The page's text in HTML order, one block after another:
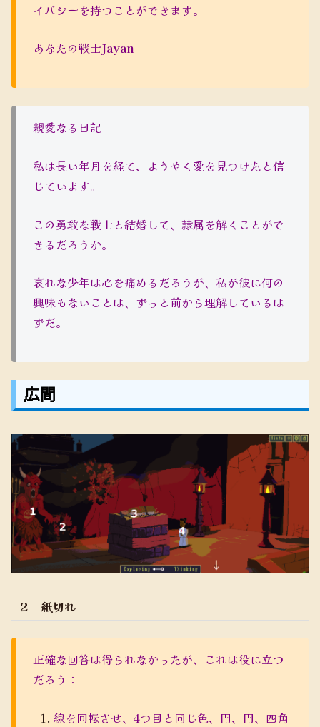
イバシーを持つことができます。
あなたの戦士Jayan
親愛なる日記
私は長い年月を経て、ようやく愛を見つけたと信
じています。
この勇敢な戦士と結婚して、隷属を解くことがで
きるだろうか。
哀れな少年は心を痛めるだろうが、私が彼に何の
興味もないことは、ずっと前から理解しているは
ずだ。
広間
２ 紙切れ
正確な回答は得られなかったが、これは役に立つ
だろう：
線を回転させ、4つ目と同じ色、円、円、四角